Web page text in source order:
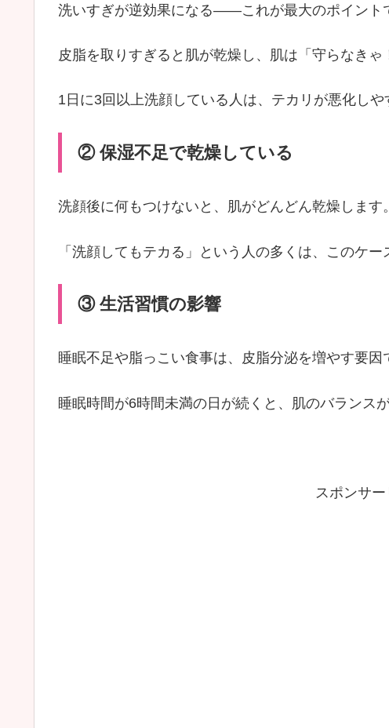
洗いすぎが逆効果になる——これが最大のポイント
皮脂を取りすぎると肌が乾燥し、肌は「守らなきゃ
1日に3回以上洗顔している人は、テカリが悪化しや
② 保湿不足で乾燥している
洗顔後に何もつけないと、肌がどんどん乾燥します
「洗顔してもテカる」という人の多くは、このケー
③ 生活習慣の影響
睡眠不足や脂っこい食事は、皮脂分泌を増やす要因
睡眠時間が6時間未満の日が続くと、肌のバランス
スポンサー